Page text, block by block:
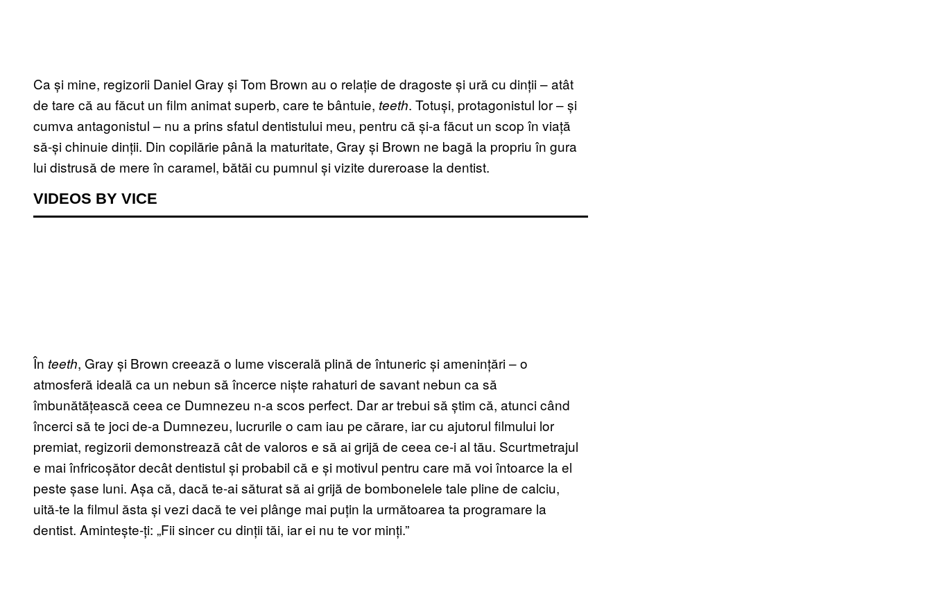
Ca și mine, regizorii Daniel Gray și Tom Brown au o relație de dragoste și ură cu dinții – atât
de tare că au făcut un film animat superb, care te bântuie, teeth. Totuși, protagonistul lor – și
cumva antagonistul – nu a prins sfatul dentistului meu, pentru că și-a făcut un scop în viață
să-și chinuie dinții. Din copilărie până la maturitate, Gray și Brown ne bagă la propriu în gura
lui distrusă de mere în caramel, bătăi cu pumnul și vizite dureroase la dentist.
VIDEOS BY VICE
În teeth, Gray și Brown creează o lume viscerală plină de întuneric și amenințări – o
atmosferă ideală ca un nebun să încerce niște rahaturi de savant nebun ca să
îmbunătățească ceea ce Dumnezeu n-a scos perfect. Dar ar trebui să știm că, atunci când
încerci să te joci de-a Dumnezeu, lucrurile o cam iau pe cărare, iar cu ajutorul filmului lor
premiat, regizorii demonstrează cât de valoros e să ai grijă de ceea ce-i al tău. Scurtmetrajul
e mai înfricoșător decât dentistul și probabil că e și motivul pentru care mă voi întoarce la el
peste șase luni. Așa că, dacă te-ai săturat să ai grijă de bombonelele tale pline de calciu,
uită-te la filmul ăsta și vezi dacă te vei plânge mai puțin la următoarea ta programare la
dentist. Amintește-ți: „Fii sincer cu dinții tăi, iar ei nu te vor minți.”